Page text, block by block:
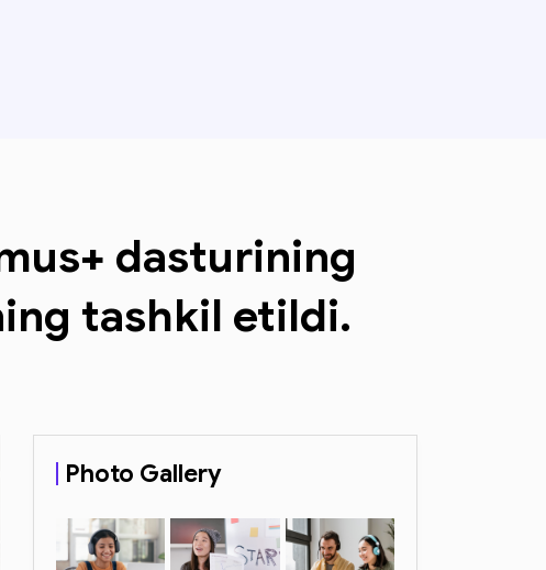
dasturining
tashkil etildi.
Photo Gallery